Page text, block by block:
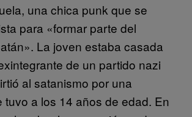
una chica punk que se
para «formar parte del
La joven estaba casada
de un partido nazi
al satanismo por una
tuvo a los 14 años de edad. En